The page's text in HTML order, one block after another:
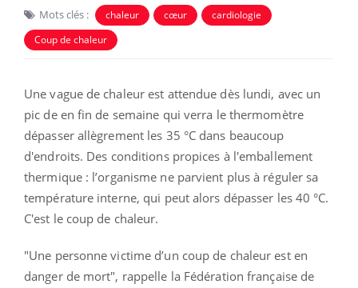
Mots clés : chaleur cœur
cardiologie
Coup de chaleur
Une vague de chaleur est attendue dès lundi, avec un
pic de en fin de semaine qui verra le thermomètre
dépasser allègrement les 35 °C dans beaucoup
d'endroits. Des conditions propices à l'emballement
thermique : l’organisme ne parvient plus à réguler sa
température interne, qui peut alors dépasser les 40 °C.
C'est le coup de chaleur.
"Une personne victime d’un coup de chaleur est en
danger de mort", rappelle la Fédération française de